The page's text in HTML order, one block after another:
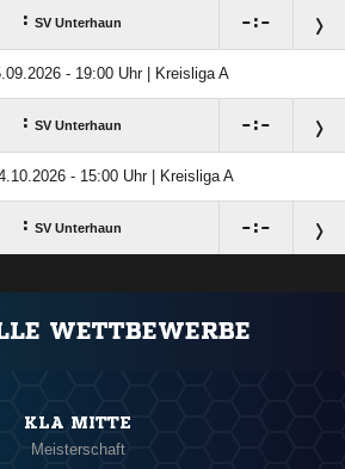
: SV Unterhaun :
- 19:00 Uhr | Kreisliga A
: SV Unterhaun :
- 15:00 Uhr | Kreisliga A
: SV Unterhaun :
WETTBEWERBE
KLA MITTE
Meisterschaft